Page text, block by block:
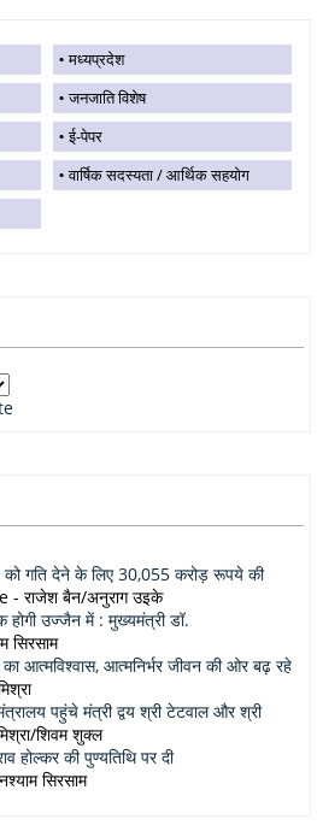
मध्यप्रदेश
जनजाति विशेष
ई-पेपर
वार्षिक सदस्यता / आर्थिक सहयोग
गति देने के लिए 30,055 करोड़ रूपये की
- राजेश बैन/अनुराग उइके
होगी उज्जैन में : मुख्यमंत्री डॉ.
सिरसाम
आत्मविश्वास, आत्मनिर्भर जीवन की ओर बढ़ रहे
पहुंचे मंत्री द्वय श्री टेटवाल और श्री
शिवम शुक्ल
होल्कर की पुण्यतिथि पर दी
सिरसाम